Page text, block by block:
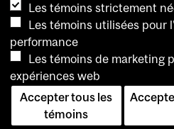
Avis sur les
Pour nous
Les témoins strictement
Les témoins utilisées pour
performance
Les témoins de marketing
expériences web
Accepter tous les
témoins